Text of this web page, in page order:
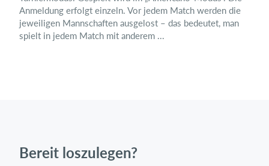
Anmeldung erfolgt einzeln. Vor jedem Match werden die
jeweiligen Mannschaften ausgelost – das bedeu­tet, man
spielt in jedem Match mit anderem ...
Bereit loszulegen?